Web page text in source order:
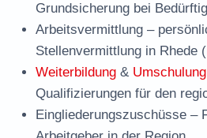
Grundsicherung bei
Arbeitsvermittlung –
Stellenvermittlung in Rhede
Weiterbildung & Umschulung
Qualifizierungen für den
Eingliederungszuschüsse –